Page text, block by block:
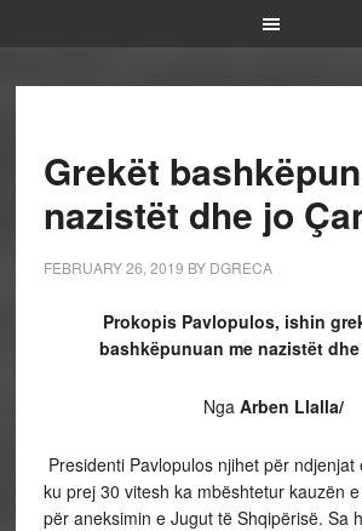
Grekët
nazistët dhe jo
FEBRUARY 26, 2019 BY DGRECA
Prokopis Pavlopulos, ishin
bashkëpunuan me nazistët
Nga Arben Llalla/
Presidenti Pavlopulos njihet për ndjenjat
ku prej 30 vitesh ka mbështetur kauzën
për aneksimin e Jugut të Shqipërisë. Sa